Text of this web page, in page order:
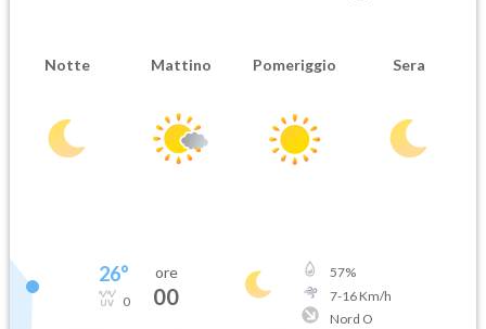
Notte Mattino Pomeriggio Sera
26°
0
ore
00
57%
7-16Km/h
Nord O